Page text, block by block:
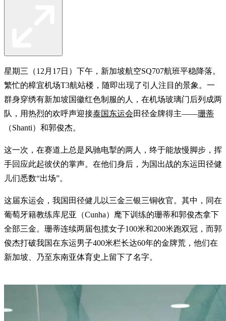
星期三（12月17日）下午，新加坡航空SQ707航班平稳降落。
繁忙的樟宜机场T3航站楼，随即出现了引人注目的景象。一
群身穿绣有新加坡国徽红色制服的人，在机场玻璃门后列成两
队，用热烈的欢呼声迎接泰国东运会田径金牌得主——珊蒂
（Shanti）和郭俊杰。
这一次，在赛道上总是风驰电掣的两人，终于能放慢脚步，挥
手回应此起彼伏的掌声。在他们身后，为国出战的东运田径健
儿们悉数“出场”。
这届东运会，我国田径健儿以三金三银三铜收官。其中，同在
葡萄牙籍教练库尼亚（Cunha）麾下训练的珊蒂和郭俊杰拿下
全部三金。珊蒂连续两届包揽女子100米和200米跑双冠，而郭
俊杰打破我国在东运男子400米栏长达60年的金牌荒，他们在
新加坡、乃至东南亚体育史上留下了名字。